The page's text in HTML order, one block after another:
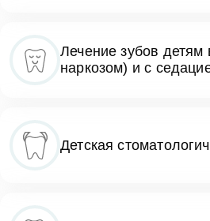
Лечение зубов детям
наркозом) и с
Детская